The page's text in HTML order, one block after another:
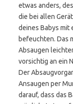
etwas anders,
die bei allen
deines Babys mit
befeuchten. Das
Absaugen
vorsichtig an ein
Der
Ansaugen per
darauf, dass das